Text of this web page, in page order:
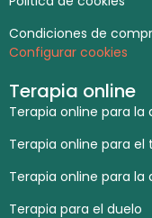
Condiciones de
Configurar cookies
Terapia online
Terapia online para la
Terapia online para el
Terapia online para la
Terapia para el duelo